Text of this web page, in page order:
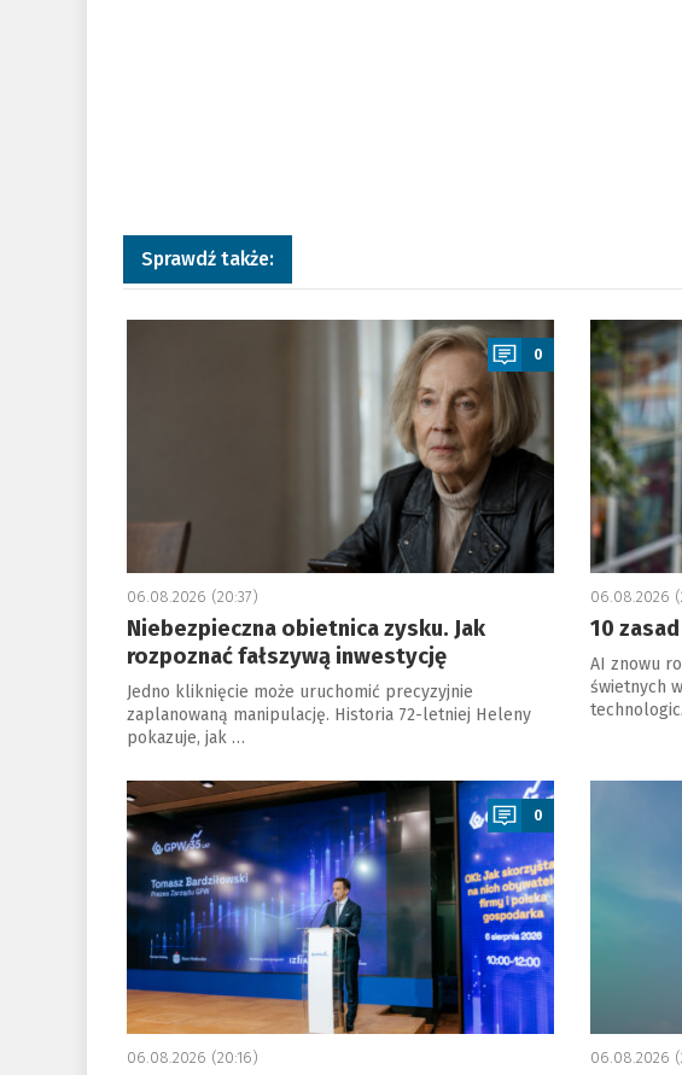
Sprawdź także:
a
0
06.08.2026 (20:37)
Niebezpieczna obietnica zysku. Jak
rozpoznać fałszywą inwestycję
Jedno kliknięcie może uruchomić precyzyjnie
zaplanowaną manipulację. Historia 72-letniej Heleny
pokazuje, jak …
a
06.08.2026
10
AI znowu
świetnych
a
0
06.08.2026 (20:16)
a
06.08.2026